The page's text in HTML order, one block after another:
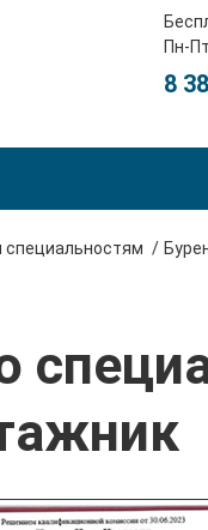
Пн-
8
специальностям